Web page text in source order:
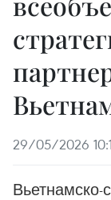
29/05/2026